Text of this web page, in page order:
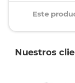
Este
Nuestros